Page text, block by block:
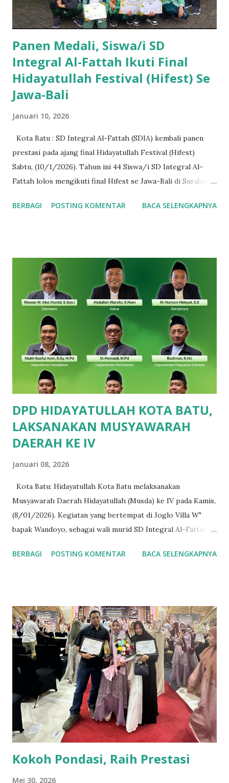
Panen Medali, Siswa/i SD
Integral Al-Fattah Ikuti Final
Hidayatullah Festival (Hifest) Se
Jawa-Bali
Januari 10, 2026
Kota Batu : SD Integral Al-Fattah (SDIA) kembali panen
prestasi pada ajang final Hidayatullah Festival (Hifest)
Sabtu, (10/1/2026). Tahun ini 44 Siswa/i SD Integral Al-
Fattah lolos mengikuti final Hifest se Jawa-Bali di Surabaya.
Matematika, IPA, IPS, PAI, sampai Bahasa (Inggris dan Arab).
Ustadz, dan 4 Ustadzah. Usaha tidak menghianati hasil,
alhamdulillah atas izin Allah Siswa/i SDIA panen 25 medali
dari 44 finalis, dengan rincian sebagai berikut : bidang
Matematika peraih Perunggu , Mauza Hafidz (Kelas 1),
Attarayan (Kelas 1), Alfareezi Farzan (Kelas 2), Aqila Zahra
(Kelas 5) dan Emas, Adillia Sinar (Kelas 4). Pada bidang
Bahasa Inggris peraih Perunggu , ananda Gavin Arsenia
(Kelas 2), Sandra Qirani (Kelas 3), Arfadhia Farhan (Kelas 4),
Nadhif Maulana Tsaqif (Kela...
BERBAGI POSTING KOMENTAR BACA SELENGKAPNYA
DPD HIDAYATULLAH KOTA BATU,
LAKSANAKAN MUSYAWARAH
DAERAH KE IV
Januari 08, 2026
Kota Batu: Hidayatullah Kota Batu melaksanakan
Musyawarah Daerah Hidayatullah (Musda) ke IV pada Kamis,
(8/01/2026). Kegiatan yang bertempat di Joglo Villa W"
bapak Wandoyo, sebagai wali murid SD Integral Al-Fattah,
"Demi dakwah dan perjuangan Islam saya persilahkan Villa
naungan DPD Hidayatullah diantaranya, YPI Al-Fattah,
Ma'had Hidayatullah Kota Batu (Mahaba) dan MI Alam
Luqmanul Hakim (Millah). Hadir pula pada kegiatan ini
Anggota Murabbi Wilayah Hidayatullah Jawa Timur yang
diwikili oleh Ustadz Baihaqi Abdullah Wahib, LC dan
Pengurus Wilayah Hidayatullah Jawa Timur Ustadz Abdullah
Ridho A. Adapun tema yang diangkat pada Musda ke IV kali
ini adalah "Meneguhkan Jatidiri, Menumbuhkan Kemandirian
& Menebar Kebermanfa'atan...
BERBAGI POSTING KOMENTAR BACA SELENGKAPNYA
Kokoh Pondasi, Raih Prestasi
Mei 30, 2026